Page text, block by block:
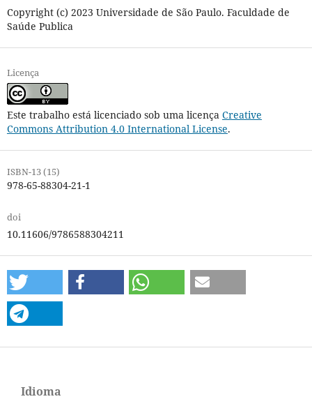
Copyright (c) 2023 Universidade de São Paulo. Faculdade de
Saúde Publica
Licença
Este trabalho está licenciado sob uma licença Creative
Commons Attribution 4.0 International License.
ISBN-13 (15)
978-65-88304-21-1
doi
10.11606/9786588304211
Idioma